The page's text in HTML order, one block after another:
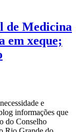
de Medicina
em xeque;
e
informações que
do Conselho